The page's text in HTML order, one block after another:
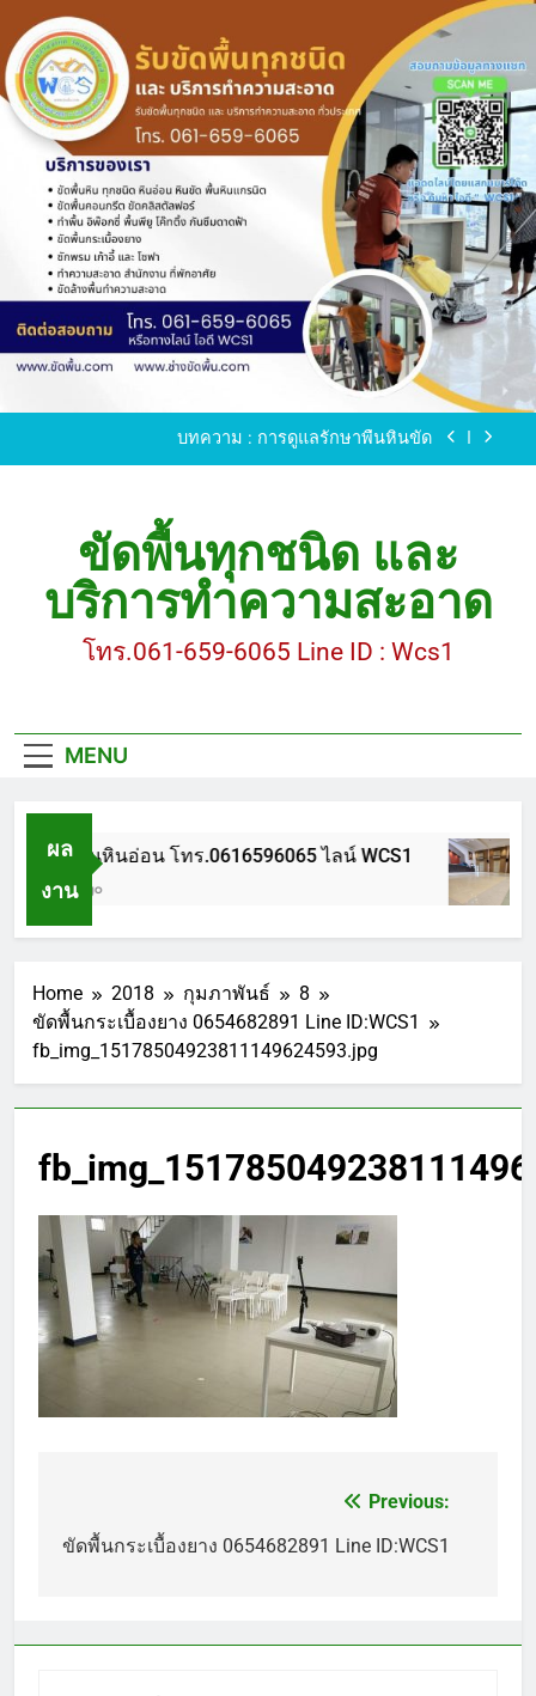
to
content
ขัดพื้นหินขัด อบต.แหลมบัวนครปฐม
ขัดพื้นหินอ่อน โทร.0616596065 ไลน์ WCS1
บทความ : การดูแลรักษาพื้นหินขัด
ขัดพื้นหินขัด อบต.แหลมบัวนครปฐม
ขัดพื้นหินอ่อน โทร.0616596065 ไลน์ WCS1
บทความ : การดูแลรักษาพื้นหินขัด
ขัดพื้นทุกชนิด และ
บริการทำความสะอาด
โทร.061-659-6065 Line ID : Wcs1
MENU
ผล
งาน
ขัดพื้นหินอ่อน โทร.0616596065 ไลน์ WCS1
1 ปี Ago
Home 2018 กุมภาพันธ์
8
ขัดพื้นกระเบื้องยาง 0654682891 Line ID:WCS1
fb_img_15178504923811149624593.jpg
เรื่อง
Previous:
ขัดพื้นกระเบื้องยาง 0654682891 Line ID:WCS1